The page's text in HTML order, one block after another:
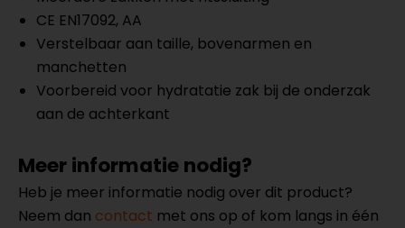
CE EN17092, AA
Verstelbaar aan taille, bovenarmen en
manchetten
Voorbereid voor hydratatie zak bij de onderzak
aan de achterkant
Meer informatie nodig?
Heb je meer informatie nodig over dit product?
Neem dan contact met ons op of kom langs in één